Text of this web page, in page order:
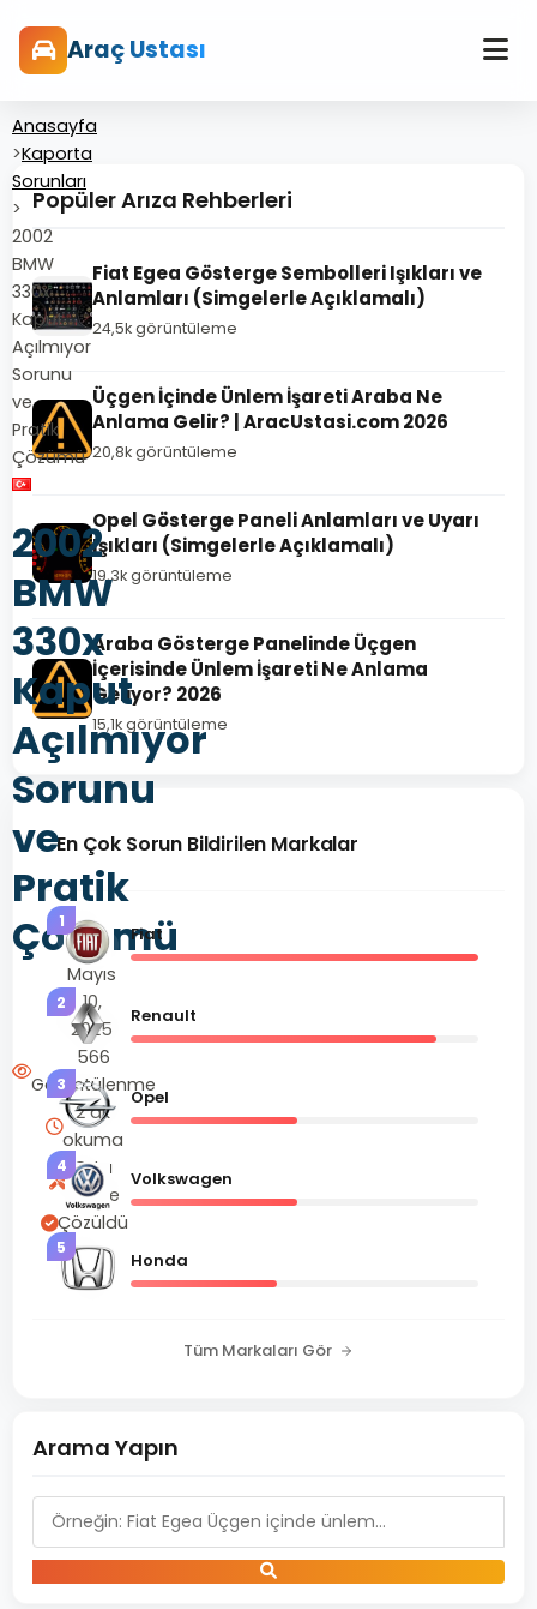
Araç Ustası
Anasayfa
>Kaporta
Sorunları
>
2002
BMW
330x
Kaput
Açılmıyor
Sorunu
ve
Pratik
Çözümü
2002
BMW
330x
Kaput
Açılmıyor
Sorunu
ve
Pratik
Çözümü
Mayıs
10,
2025
566
Görüntülenme
2 dk
okuma
Orta
Seviye
Çözüldü
Popüler Arıza Rehberleri
Fiat Egea Gösterge Sembolleri Işıkları ve
Anlamları (Simgelerle Açıklamalı)
24,5k görüntüleme
Üçgen İçinde Ünlem İşareti Araba Ne
Anlama Gelir? | AracUstasi.com 2026
20,8k görüntüleme
Opel Gösterge Paneli Anlamları ve Uyarı
Işıkları (Simgelerle Açıklamalı)
19,3k görüntüleme
Araba Gösterge Panelinde Üçgen
İçerisinde Ünlem İşareti Ne Anlama
Geliyor? 2026
15,1k görüntüleme
En Çok Sorun Bildirilen Markalar
1
Fiat
2
Renault
3
Opel
4
Volkswagen
5
Honda
Tüm Markaları Gör
Arama Yapın